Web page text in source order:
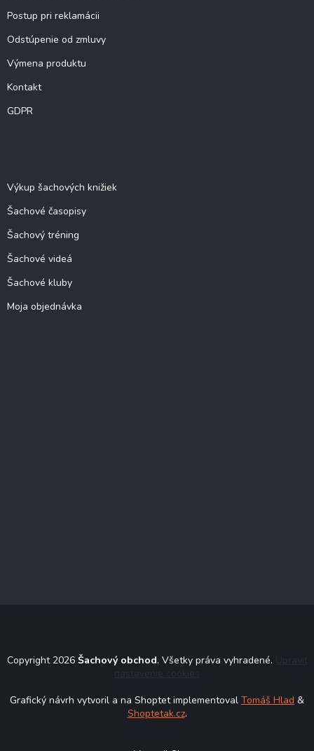
Postup pri reklamácii
Odstúpenie od zmluvy
Výmena produktu
Kontakt
GDPR
Výkup šachových knižiek
Šachové časopisy
Šachový tréning
Šachové videá
Šachové kluby
Moja objednávka
Copyright 2026 Šachový obchod. Všetky práva vyhradené.
Grafický návrh vytvoril a na Shoptet implementoval Tomáš Hlad &
Shoptetak.cz.